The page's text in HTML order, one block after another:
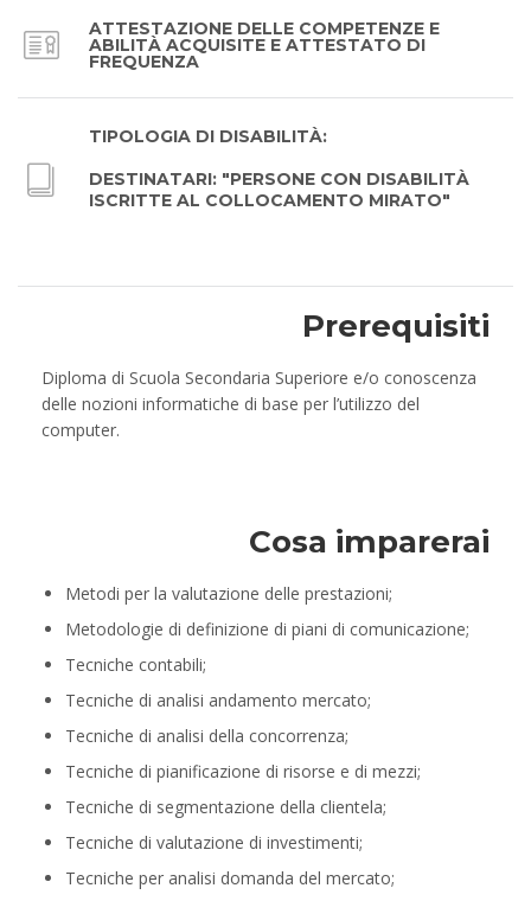
ATTESTAZIONE DELLE COMPETENZE E
ABILITÀ ACQUISITE E ATTESTATO DI
FREQUENZA
TIPOLOGIA DI DISABILITÀ:
DESTINATARI: "PERSONE CON DISABILITÀ
ISCRITTE AL COLLOCAMENTO MIRATO"
Prerequisiti
Diploma di Scuola Secondaria Superiore e/o conoscenza
delle nozioni informatiche di base per l’utilizzo del
computer.
Cosa imparerai
Metodi per la valutazione delle prestazioni;
Metodologie di definizione di piani di comunicazione;
Tecniche contabili;
Tecniche di analisi andamento mercato;
Tecniche di analisi della concorrenza;
Tecniche di pianificazione di risorse e di mezzi;
Tecniche di segmentazione della clientela;
Tecniche di valutazione di investimenti;
Tecniche per analisi domanda del mercato;